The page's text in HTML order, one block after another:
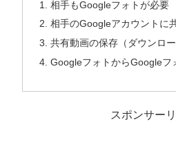
相手もGoogleフォトが必要
相手のGoogleアカウントに
共有動画の保存（ダウンロー
GoogleフォトからGoogleフ
スポンサー